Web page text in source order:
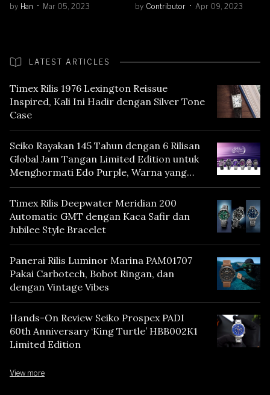
by Han Mar 05, 2023 by Contributor Apr 09, 2023
LATEST ARTICLES
Timex Rilis 1976 Lexington Reissue
Inspired, Kali Ini Hadir dengan Silver Tone
Case
Seiko Rayakan 145 Tahun dengan 6 Rilisan
Global Jam Tangan Limited Edition untuk
Menghormati Edo Purple, Warna yang
Mencerminkan Warisan Tokyo
Timex Rilis Deepwater Meridian 200
Automatic GMT dengan Kaca Safir dan
Jubilee Style Bracelet
Panerai Rilis Luminor Marina PAM01707
Pakai Carbotech, Bobot Ringan, dan
dengan Vintage Vibes
Hands-On Review Seiko Prospex PADI
60th Anniversary ‘King Turtle’ HBB002K1
Limited Edition
View more